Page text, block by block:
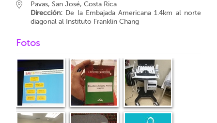
Pavas, San José, Costa Rica
Dirección: De la Embajada Americana 1.4km al norte
diagonal al Instituto Franklin Chang
Fotos